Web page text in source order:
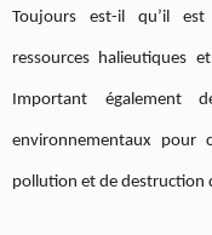
Toujours est-il qu’il
ressources halieutiques
Important également
environnementaux pour
pollution et de destruction